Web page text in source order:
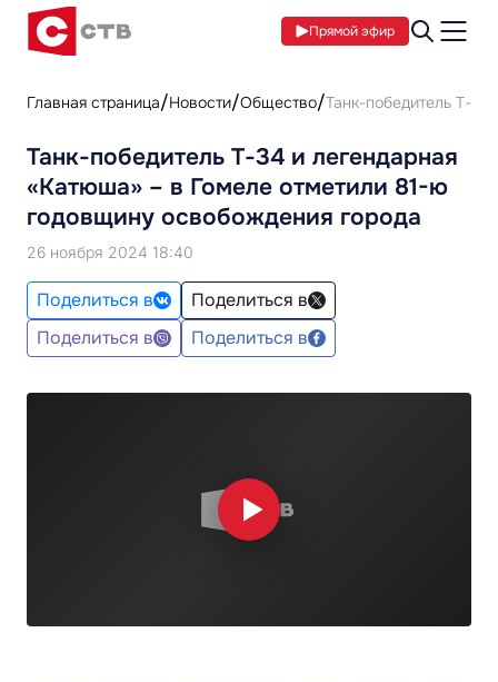
Прямой эфир
Главная страница Новости Общество Танк-победитель Т-
Танк-победитель Т-34 и легендарная
«Катюша» – в Гомеле отметили 81-ю
годовщину освобождения города
26 ноября 2024 18:40
Поделиться в
Поделиться в
Поделиться в
Поделиться в